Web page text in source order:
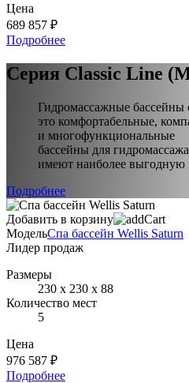
Цена
689 857 ₽
Подробнее
Серия Classic Line
Гидромассажные бассейны
это комфортабельные,
и многофункциональные
бассейны для
имеют наиболее выгодную
Подробнее
Добавить в корзину
МодельСпа бассейн Wellis Saturn
Лидер продаж
Размеры
230 х 230 х 88
Количество мест
5
Цена
976 587 ₽
Подробнее